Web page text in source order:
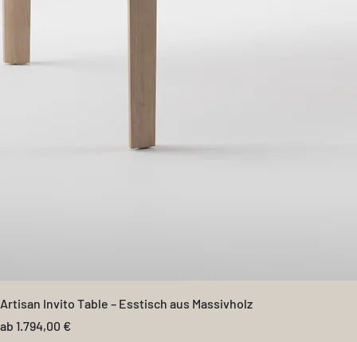
Artisan Invito Table – Esstisch aus Massivholz
ab 1.794,00 €
Sale-Preis